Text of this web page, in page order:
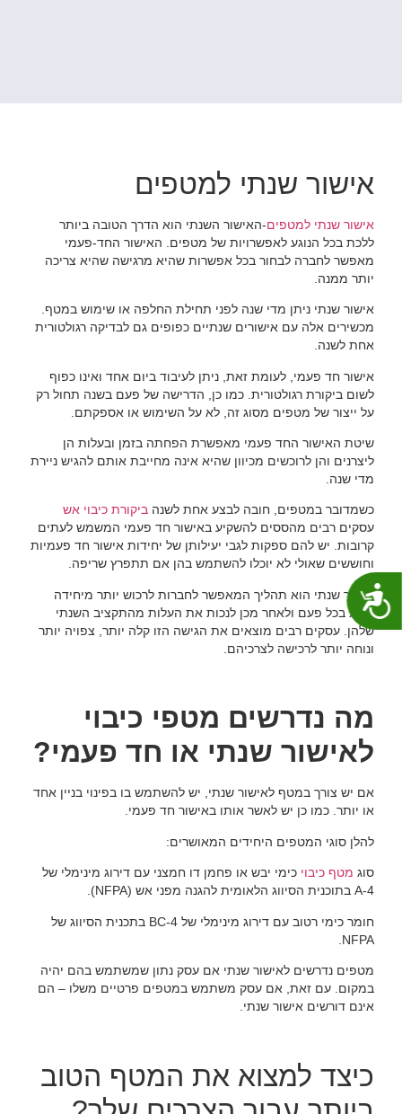
נגישות
אישור שנתי למטפים
אישור שנתי למטפים-האישור השנתי הוא הדרך הטובה ביותר
ללכת בכל הנוגע לאפשרויות של מטפים. האישור החד-פעמי
מאפשר לחברה לבחור בכל אפשרות שהיא מרגישה שהיא צריכה
יותר ממנה.
אישור שנתי ניתן מדי שנה לפני תחילת החלפה או שימוש במטף.
מכשירים אלה עם אישורים שנתיים כפופים גם לבדיקה רגולטורית
אחת לשנה.
אישור חד פעמי, לעומת זאת, ניתן לעיבוד ביום אחד ואינו כפוף
לשום ביקורת רגולטורית. כמו כן, הדרישה של פעם בשנה תחול רק
על ייצור של מטפים מסוג זה, לא על השימוש או אספקתם.
שיטת האישור החד פעמי מאפשרת הפחתה בזמן ובעלות הן
ליצרנים והן לרוכשים מכיוון שהיא אינה מחייבת אותם להגיש ניירת
מדי שנה.
כשמדובר במטפים, חובה לבצע אחת לשנהביקורת כיבוי אש
עסקים רבים מהססים להשקיע באישור חד פעמי המשמש לעתים
קרובות. יש להם ספקות לגבי יעילותן של יחידות אישור חד פעמיות
וחוששים שאולי לא יוכלו להשתמש בהן אם תתפרץ שריפה.
אישור שנתי הוא תהליך המאפשר לחברות לרכוש יותר מיחידה
אחת בכל פעם ולאחר מכן לנכות את העלות מהתקציב השנתי
שלהן. עסקים רבים מוצאים את הגישה הזו קלה יותר, צפויה יותר
ונוחה יותר לרכישה לצרכיהם.
מה נדרשים מטפי כיבוי
לאישור שנתי או חד פעמי?
אם יש צורך במטף לאישור שנתי, יש להשתמש בו בפינוי בניין אחד
או יותר. כמו כן יש לאשר אותו באישור חד פעמי.
להלן סוגי המטפים היחידים המאושרים:
סוג מטף כיבוי כימי יבש או פחמן דו חמצני עם דירוג מינימלי של
4-A בתוכנית הסיווג הלאומית להגנה מפני אש (NFPA).
חומר כימי רטוב עם דירוג מינימלי של BC-4 בתכנית הסיווג של
NFPA.
מטפים נדרשים לאישור שנתי אם עסק נתון שמשתמש בהם יהיה
במקום. עם זאת, אם עסק משתמש במטפים פרטיים משלו – הם
אינם דורשים אישור שנתי.
כיצד למצוא את המטף הטוב